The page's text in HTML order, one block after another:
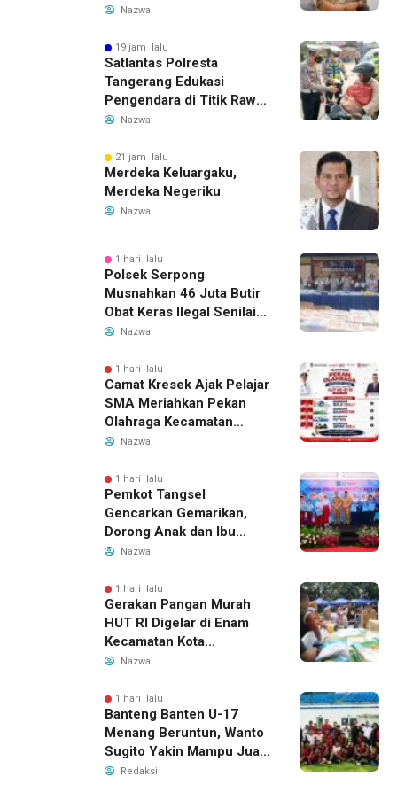
Pendidikan Demokrasi
Nazwa
19 jam lalu
Satlantas Polresta
Tangerang Edukasi
Pengendara di Titik Rawan
Kecelakaan Lewat
Nazwa
21 jam lalu
Merdeka Keluargaku,
Merdeka Negeriku
Nazwa
1 hari lalu
Polsek Serpong
Musnahkan 46 Juta Butir
Obat Keras Ilegal Senilai
Rp230 Miliar
Nazwa
1 hari lalu
Camat Kresek Ajak Pelajar
SMA Meriahkan Pekan
Olahraga Kecamatan
Kresek 2026
Nazwa
1 hari lalu
Pemkot Tangsel
Gencarkan Gemarikan,
Dorong Anak dan Ibu
Hamil Penuhi Protein
Nazwa
1 hari lalu
Gerakan Pangan Murah
HUT RI Digelar di Enam
Kecamatan Kota
Tangerang, Catat
Nazwa
1 hari lalu
Banteng Banten U-17
Menang Beruntun, Wanto
Sugito Yakin Mampu Juara
Soekarno Cup 2026
Redaksi